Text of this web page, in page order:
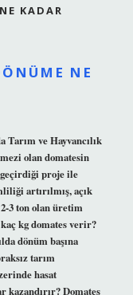
KADAR
NE
Tarım ve Hayvancılık
olan domatesin
proje ile
artırılmış, açık
3 ton olan üretim
kg domates verir?
dönüm başına
tarım
hasat
kazandırır? Domates